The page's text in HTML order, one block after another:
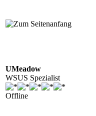
UMeadow
WSUS Spezialist
Offline